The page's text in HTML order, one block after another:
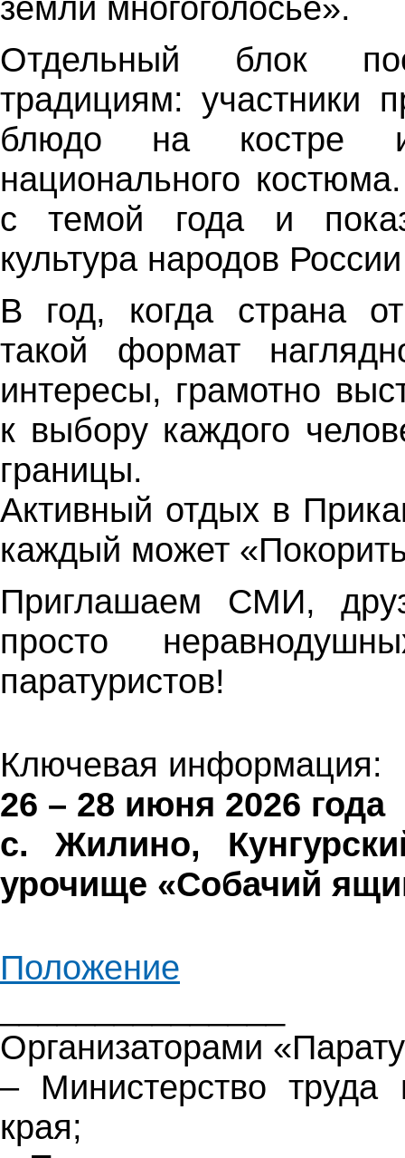
Отдельный блок
традициям: участники
блюдо на костре и
национального
с темой года и
культура народов
В год, когда страна
такой формат
интересы, грамотно
к выбору каждого
границы.
Активный отдых в
каждый может
Приглашаем СМИ,
просто
паратуристов!
Ключевая информация:
26 – 28 июня 2026 года
с. Жилино,
урочище «Собачий
Положение
Организаторами
– Министерство труда
края;